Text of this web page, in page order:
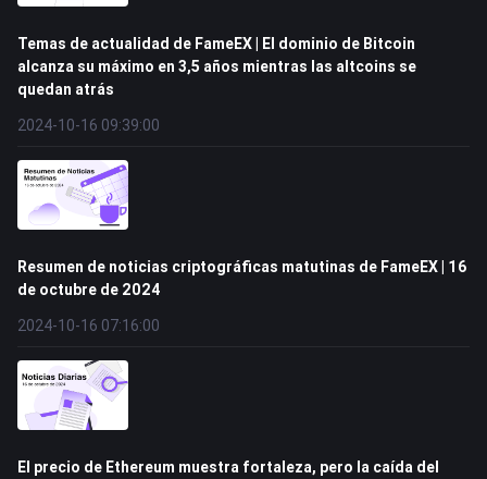
Temas de actualidad de FameEX | El dominio de Bitcoin
alcanza su máximo en 3,5 años mientras las altcoins se
quedan atrás
2024-10-16 09:39:00
Resumen de noticias criptográficas matutinas de FameEX | 16
de octubre de 2024
2024-10-16 07:16:00
El precio de Ethereum muestra fortaleza, pero la caída del